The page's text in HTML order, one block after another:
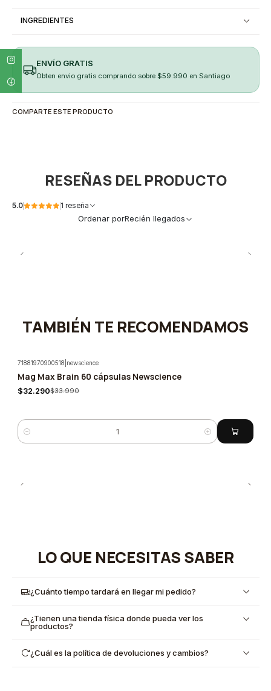
INGREDIENTES
ENVÍO GRATIS
Obten envio gratis comprando sobre $59.990 en Santiago
COMPARTE ESTE PRODUCTO
RESEÑAS DEL PRODUCTO
5.0 1 reseña
Ordenar porRecién llegados
TAMBIÉN TE RECOMENDAMOS
-5%
71881970900518 newscience
Mag Max Brain 60 cápsulas Newscience
$32.290$33.990
Cantidad
LO QUE NECESITAS SABER
¿Cuánto tiempo tardará en llegar mi pedido?
¿Tienen una tienda física donde pueda ver los
productos?
¿Cuál es la política de devoluciones y cambios?